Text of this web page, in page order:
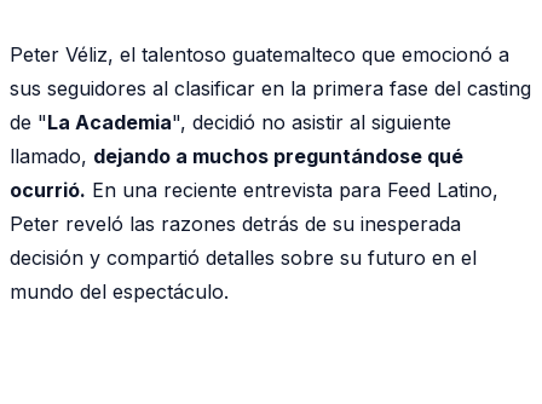
Peter Véliz, el talentoso guatemalteco que emocionó a
sus seguidores al clasificar en la primera fase del casting
de "La Academia", decidió no asistir al siguiente
llamado, dejando a muchos preguntándose qué
ocurrió. En una reciente entrevista para Feed Latino,
Peter reveló las razones detrás de su inesperada
decisión y compartió detalles sobre su futuro en el
mundo del espectáculo.